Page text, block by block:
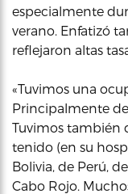
especialmente
verano. Enfatizó
reflejaron altas
«Tuvimos una
Principalmente
Tuvimos también
tenido (en su
Bolivia, de Perú,
Cabo Rojo.